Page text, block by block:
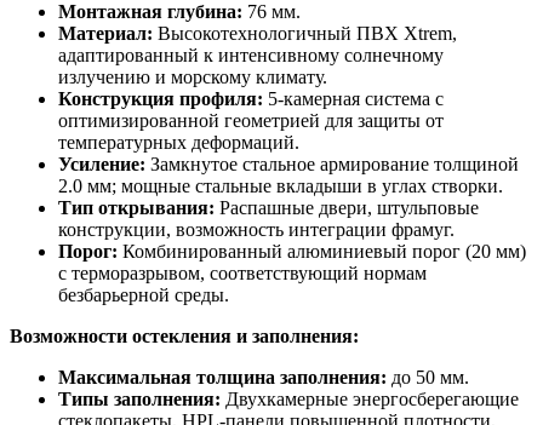
Монтажная глубина: 76 мм.
Материал: Высокотехнологичный ПВХ Xtrem,
адаптированный к интенсивному солнечному
излучению и морскому климату.
Конструкция профиля: 5-камерная система с
оптимизированной геометрией для защиты от
температурных деформаций.
Усиление: Замкнутое стальное армирование толщиной
2.0 мм; мощные стальные вкладыши в углах створки.
Тип открывания: Распашные двери, штульповые
конструкции, возможность интеграции фрамуг.
Порог: Комбинированный алюминиевый порог (20 мм)
с терморазрывом, соответствующий нормам
безбарьерной среды.
Возможности остекления и заполнения:
Максимальная толщина заполнения: до 50 мм.
Типы заполнения: Двухкамерные энергосберегающие